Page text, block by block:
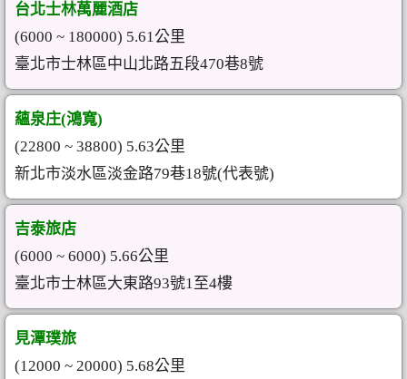
台北士林萬麗酒店
(6000 ~ 180000) 5.61公里
臺北市士林區中山北路五段470巷8號
蘊泉庄(鴻寬)
(22800 ~ 38800) 5.63公里
新北市淡水區淡金路79巷18號(代表號)
吉泰旅店
(6000 ~ 6000) 5.66公里
臺北市士林區大東路93號1至4樓
見潭璞旅
(12000 ~ 20000) 5.68公里